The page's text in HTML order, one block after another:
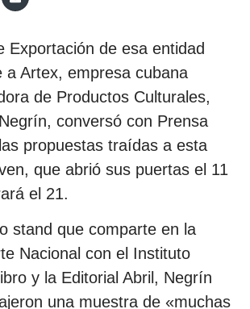
Exportación de esa entidad
a Artex, empresa cubana
de Productos Culturales,
conversó con Prensa
propuestas traídas a esta
que abrió sus puertas el 11
el 21.
stand que comparte en la
Nacional con el Instituto
y la Editorial Abril, Negrín
una muestra de «muchas